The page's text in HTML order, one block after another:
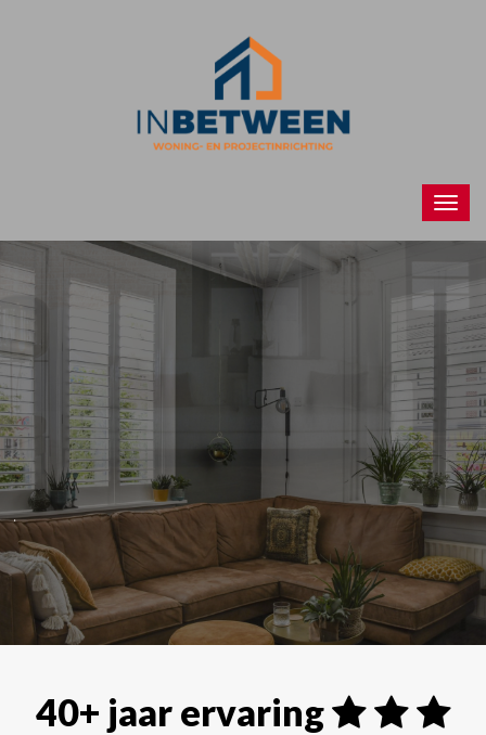
Raamdecoraties
Alle soorten raamdecoraties zoals shutters,
40+ jaar ervaring